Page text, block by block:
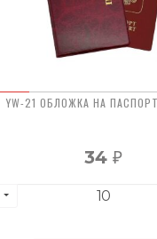
YW-21 ОБЛОЖКА НА
34₽